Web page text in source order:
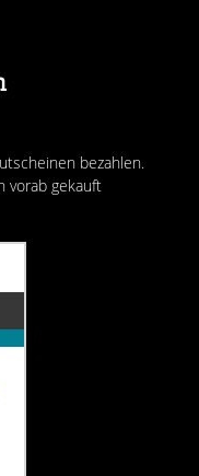
bezahlen.
vorab gekauft